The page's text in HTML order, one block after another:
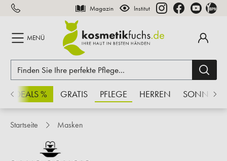
springen Magazin Institut
MENÜ
% GRATIS PFLEGE HERREN SONNE
Startseite Masken